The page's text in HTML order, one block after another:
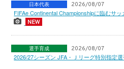
日本代表 2026/08/07
FIFAe Continental Championshipに臨むサ
選手育成 2026/08/07
2026/27シーズン JFA・Ｊリーグ特別指定